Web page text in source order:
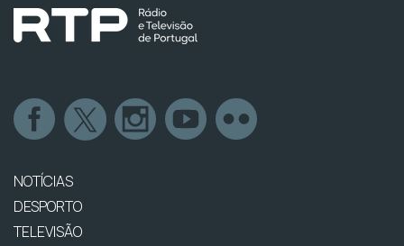
NOTÍCIAS
DESPORTO
TELEVISÃO